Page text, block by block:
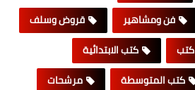
فن ومشاهير
قروض وسلف
كتب
كتب الابتدائية
كتب المتوسطة
مرشحات